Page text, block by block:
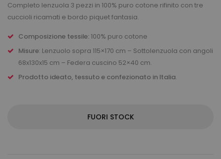
Completo lenzuola 3 pezzi in 100% puro cotone rifinito con tre
cuccioli ricamati e bordo piquet fantasia.
Composizione tessile: 100% puro cotone
Misure: Lenzuolo sopra 115×170 cm – Sottolenzuola con angoli
68x130x15 cm – Federa cuscino 52×40 cm.
Prodotto ideato, tessuto e confezionato in Italia.
FUORI STOCK